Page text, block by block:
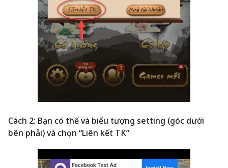
Cách 2: Bạn có thể và biểu tượng setting (góc dưới
bên phải) và chọn “Liên kết TK”